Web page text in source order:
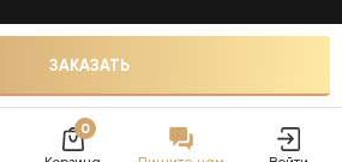
ЗАКАЗАТЬ
Карта сайта
0